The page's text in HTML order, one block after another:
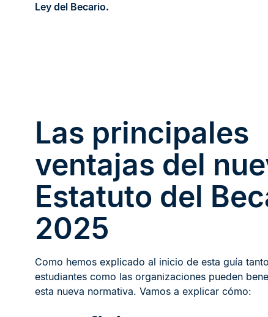
Ley del Becario.
Las principales
ventajas del
Estatuto del
2025
Como hemos explicado al inicio de esta guía
estudiantes como las organizaciones pueden
esta nueva normativa. Vamos a explicar cómo: